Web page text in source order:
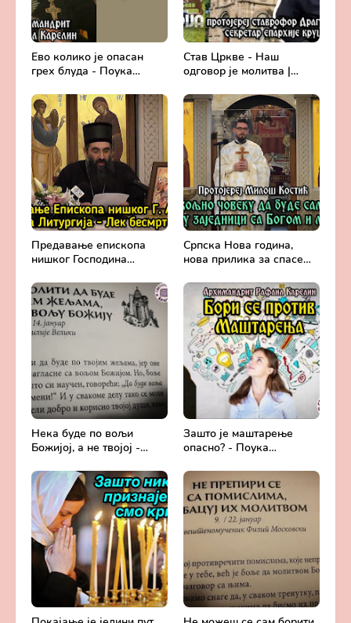
Ево колико је опасан
грех блуда - Поука
Карелина
Став Цркве - Наш
одговор је молитва |
крушевачке, отац Драги
Вешковац
Предавање епископа
нишког Господина
Литургија, лек
бесмртности -
Православље и
медицина
Српска Нова година,
нова прилика за спасење
Богом - Протојереј
Милош Костић
Нека буде по вољи
Божијој, а не твојој -
дан
Зашто је маштарење
опасно? - Поука
Карелина